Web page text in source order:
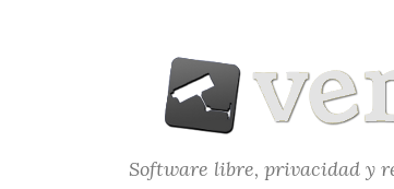
Software libre, privacidad y